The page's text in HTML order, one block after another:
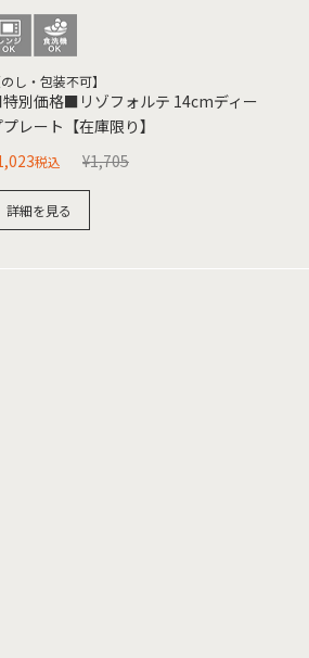
のし・包装不可】
別価格■リゾフォルテ 14cmディー
レート【在庫限り】
¥1,705
税込
詳細を見る